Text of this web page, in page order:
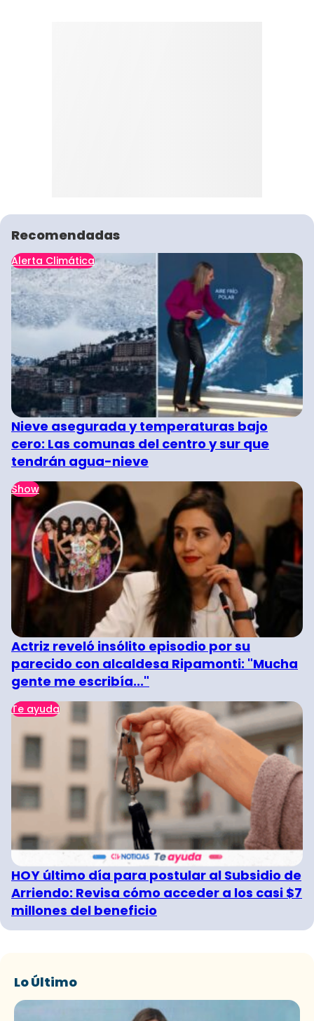
Recomendadas
Alerta Climática
Nieve asegurada y temperaturas bajo
cero: Las comunas del centro y sur que
tendrán agua-nieve
Show
Actriz reveló insólito episodio por su
parecido con alcaldesa Ripamonti: "Mucha
gente me escribía..."
Te ayuda
HOY último día para postular al Subsidio de
Arriendo: Revisa cómo acceder a los casi $7
millones del beneficio
Lo Último